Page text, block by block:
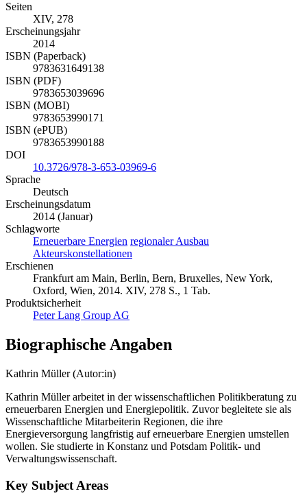
Seiten
XIV, 278
Erscheinungsjahr
2014
ISBN (Paperback)
9783631649138
ISBN (PDF)
9783653039696
ISBN (MOBI)
9783653990171
ISBN (ePUB)
9783653990188
DOI
10.3726/978-3-653-03969-6
Sprache
Deutsch
Erscheinungsdatum
2014 (Januar)
Schlagworte
Erneuerbare Energien regionaler Ausbau
Akteurskonstellationen
Erschienen
Frankfurt am Main, Berlin, Bern, Bruxelles, New York,
Oxford, Wien, 2014. XIV, 278 S., 1 Tab.
Produktsicherheit
Peter Lang Group AG
Biographische Angaben
Kathrin Müller (Autor:in)
Kathrin Müller arbeitet in der wissenschaftlichen Politikberatung zu
erneuerbaren Energien und Energiepolitik. Zuvor begleitete sie als
Wissenschaftliche Mitarbeiterin Regionen, die ihre
Energieversorgung langfristig auf erneuerbare Energien umstellen
wollen. Sie studierte in Konstanz und Potsdam Politik- und
Verwaltungswissenschaft.
Key Subject Areas